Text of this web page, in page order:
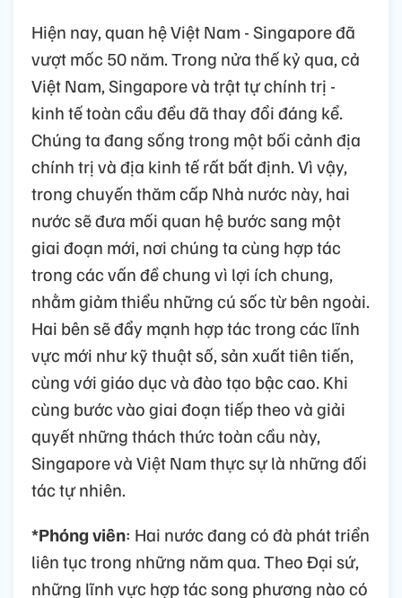
Hiện nay, quan hệ Việt Nam - Singapore đã
vượt mốc 50 năm. Trong nửa thế kỷ qua, cả
Việt Nam, Singapore và trật tự chính trị -
kinh tế toàn cầu đều đã thay đổi đáng kể.
Chúng ta đang sống trong một bối cảnh địa
chính trị và địa kinh tế rất bất định. Vì vậy,
trong chuyến thăm cấp Nhà nước này, hai
nước sẽ đưa mối quan hệ bước sang một
giai đoạn mới, nơi chúng ta cùng hợp tác
trong các vấn đề chung vì lợi ích chung,
nhằm giảm thiểu những cú sốc từ bên ngoài.
Hai bên sẽ đẩy mạnh hợp tác trong các lĩnh
vực mới như kỹ thuật số, sản xuất tiên tiến,
cùng với giáo dục và đào tạo bậc cao. Khi
cùng bước vào giai đoạn tiếp theo và giải
quyết những thách thức toàn cầu này,
Singapore và Việt Nam thực sự là những đối
tác tự nhiên.
*Phóng viên: Hai nước đang có đà phát triển
liên tục trong những năm qua. Theo Đại sứ,
những lĩnh vực hợp tác song phương nào có